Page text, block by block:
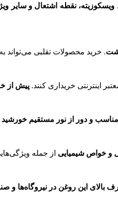
نقطه اشتعال و سایر
. خرید محصولات تقلبی می‌تواند
پیش از
مناسب و دور از نور مستقیم خورشید
و خواص شیمیایی از جمله
بالای این روغن در نیروگاه‌ها و